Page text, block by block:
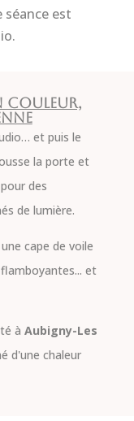
séance est
couleur,
et puis le
la porte et
des
de lumière.
cape de voile
et
à Aubigny-Les
d'une chaleur